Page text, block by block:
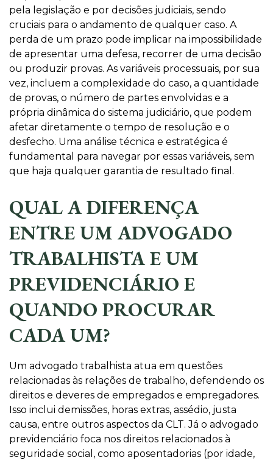
pela legislação e por decisões judiciais, sendo
cruciais para o andamento de qualquer caso. A
perda de um prazo pode implicar na impossibilidade
de apresentar uma defesa, recorrer de uma decisão
ou produzir provas. As variáveis processuais, por sua
vez, incluem a complexidade do caso, a quantidade
de provas, o número de partes envolvidas e a
própria dinâmica do sistema judiciário, que podem
afetar diretamente o tempo de resolução e o
desfecho. Uma análise técnica e estratégica é
fundamental para navegar por essas variáveis, sem
que haja qualquer garantia de resultado final.
QUAL A DIFERENÇA
ENTRE UM ADVOGADO
TRABALHISTA E UM
PREVIDENCIÁRIO E
QUANDO PROCURAR
CADA UM?
Um advogado trabalhista atua em questões
relacionadas às relações de trabalho, defendendo os
direitos e deveres de empregados e empregadores.
Isso inclui demissões, horas extras, assédio, justa
causa, entre outros aspectos da CLT. Já o advogado
previdenciário foca nos direitos relacionados à
seguridade social, como aposentadorias (por idade,